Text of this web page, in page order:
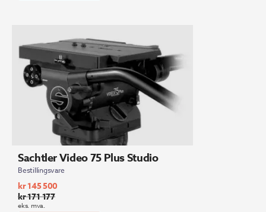
Sachtler Video 75 Plus Studio
Bestillingsvare
kr171 177
Opprinnelig
kr145 500
Nåværende
eks. mva.